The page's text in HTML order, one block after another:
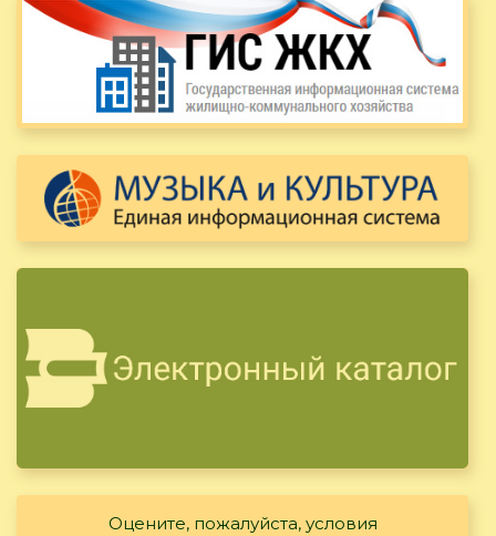
Оцените, пожалуйста, условия